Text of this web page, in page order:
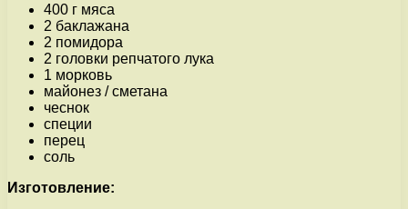
400 г мяса
2 баклажана
2 помидора
2 головки репчатого лука
1 морковь
майонез / сметана
чеснок
специи
перец
соль
Изготовление: